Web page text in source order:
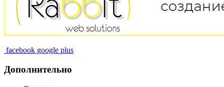
facebook google plus
Дополнительно